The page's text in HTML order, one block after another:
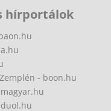
hírportálok
- boon.hu